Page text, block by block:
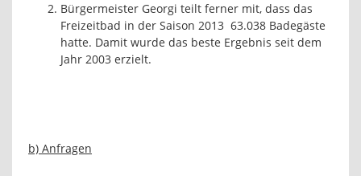
Bürgermeister Georgi teilt ferner mit, dass das
Freizeitbad in der Saison 2013 63.038 Badegäste
hatte. Damit wurde das beste Ergebnis seit dem
Jahr 2003 erzielt.
b) Anfragen